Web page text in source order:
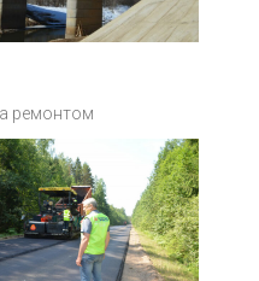
за ремонтом